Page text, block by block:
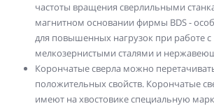
частоты вращения сверлильными
магнитном основании фирмы BDS -
для повышенных нагрузок при работе с
мелкозернистыми сталями и
Корончатые сверла можно
положительных свойств. Корончатые
имеют на хвостовике специальную